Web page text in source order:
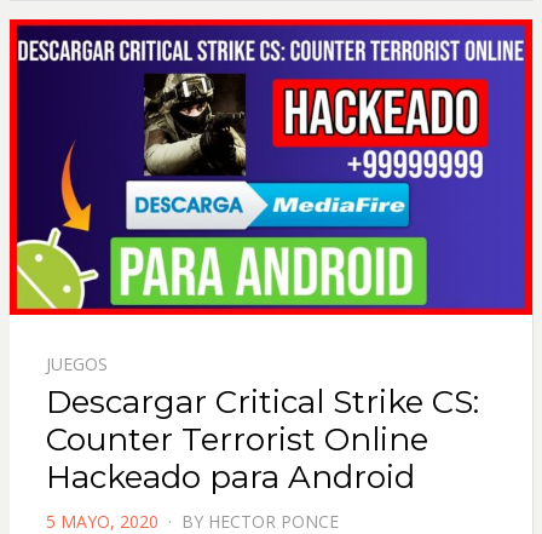
JUEGOS
Descargar Critical Strike CS:
Counter Terrorist Online
Hackeado para Android
POSTED
5 MAYO, 2020 BY HECTOR PONCE